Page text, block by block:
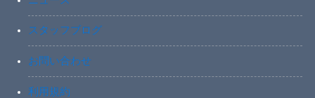
スタッフブログ
お問い合わせ
利用規約